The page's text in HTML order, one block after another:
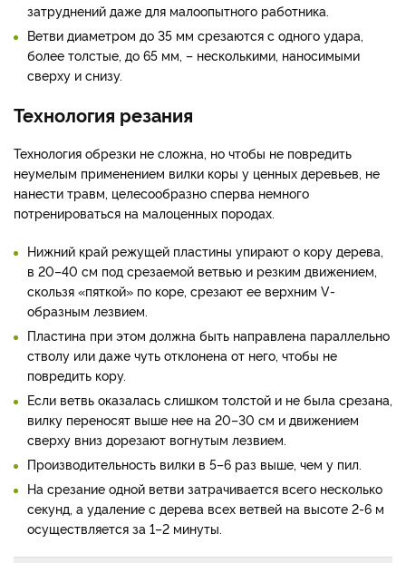
затруднений даже для малоопытного работника.
Ветви диаметром до 35 мм срезаются с одного удара,
более толстые, до 65 мм, – несколькими, наносимыми
сверху и снизу.
Технология резания
Технология обрезки не сложна, но чтобы не повредить
неумелым применением вилки коры у ценных деревьев, не
нанести травм, целесообразно сперва немного
потренироваться на малоценных породах.
Нижний край режущей пластины упирают о кору дерева,
в 20–40 см под срезаемой ветвью и резким движением,
скользя «пяткой» по коре, срезают ее верхним V-
образным лезвием.
Пластина при этом должна быть направлена параллельно
стволу или даже чуть отклонена от него, чтобы не
повредить кору.
Если ветвь оказалась слишком толстой и не была срезана,
вилку переносят выше нее на 20–30 см и движением
сверху вниз дорезают вогнутым лезвием.
Производительность вилки в 5–6 раз выше, чем у пил.
На срезание одной ветви затрачивается всего несколько
секунд, а удаление с дерева всех ветвей на высоте 2-6 м
осуществляется за 1–2 минуты.